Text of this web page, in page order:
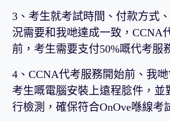
3、考生就考試時間、付款方式
況需要和我哋達成一致，CCNA
前，考生需要支付50%嘅代考服
4、CCNA代考服務開始前、我
考生嘅電腦安裝上遠程腍件，並
行檢測，確保符合OnOve喺線考